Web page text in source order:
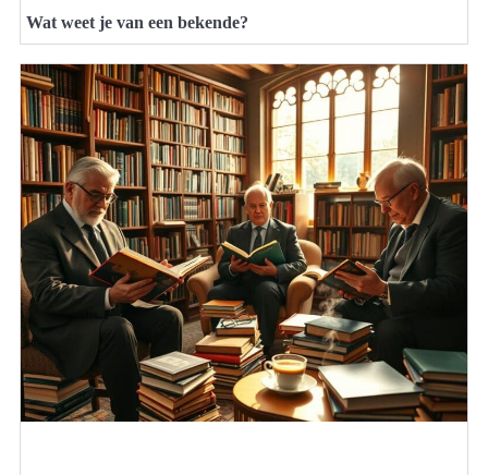
Wat weet je van een bekende?